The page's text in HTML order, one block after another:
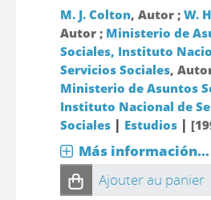
M. J. Colton, Autor ; W.
Autor ; Ministerio de
Sociales, Instituto
Servicios Sociales,
Ministerio de Asuntos
Instituto Nacional de
Sociales| Estudios|
Más información...
Ajouter au panier